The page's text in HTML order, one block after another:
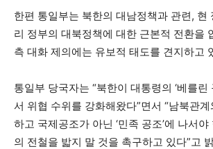
한편 통일부는 북한의 대남정책과 관련, 현
리 정부의 대북정책에 대한 근본적 전환을
측 대화 제의에는 유보적 태도를 견지하고
통일부 당국자는 “북한이 대통령의 ‘베를린
서 위협 수위를 강화해왔다”면서 “남북관
하고 국제공조가 아닌 ‘민족 공조’에 나서
의 전철을 밟지 말 것을 촉구하고 있다”고